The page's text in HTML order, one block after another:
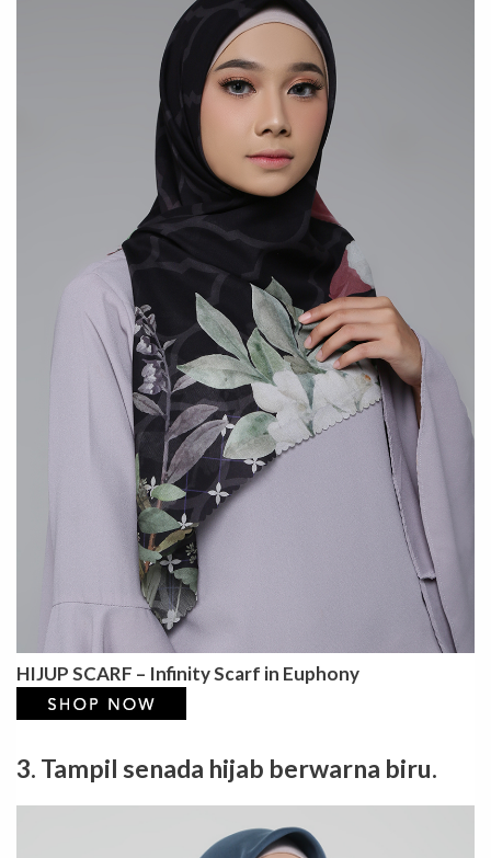
HIJUP SCARF – Infinity Scarf in Euphony
3. Tampil senada hijab berwarna biru.